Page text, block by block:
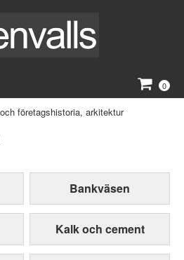
0
företagshistoria, arkitektur
Bankväsen
Kalk och cement